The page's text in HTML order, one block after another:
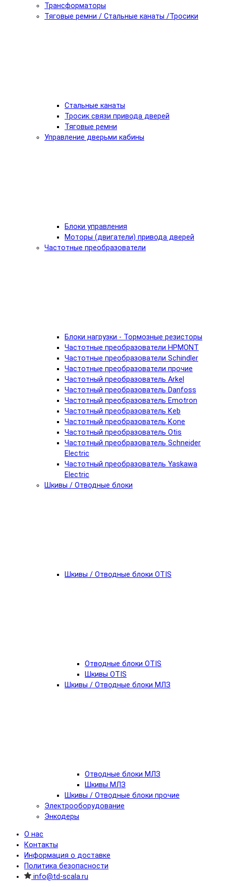
Трансформаторы
Тяговые ремни / Стальные канаты /Тросики
Стальные канаты
Тросик связи привода дверей
Тяговые ремни
Управление дверьми кабины
Блоки управления
Моторы (двигатели) привода дверей
Частотные преобразователи
Блоки нагрузки - Тормозные резисторы
Частотные преобразователи HPMONT
Частотные преобразователи Schindler
Частотные преобразователи прочие
Частотный преобразователь Arkel
Частотный преобразователь Danfoss
Частотный преобразователь Emotron
Частотный преобразователь Keb
Частотный преобразователь Kone
Частотный преобразователь Otis
Частотный преобразователь Schneider
Electric
Частотный преобразователь Yaskawa
Electric
Шкивы / Отводные блоки
Шкивы / Отводные блоки OTIS
Отводные блоки OTIS
Шкивы OTIS
Шкивы / Отводные блоки МЛЗ
Отводные блоки МЛЗ
Шкивы МЛЗ
Шкивы / Отводные блоки прочие
Электрооборудование
Энкодеры
О нас
Контакты
Информация о доставке
Политика безопасности
info@td-scala.ru